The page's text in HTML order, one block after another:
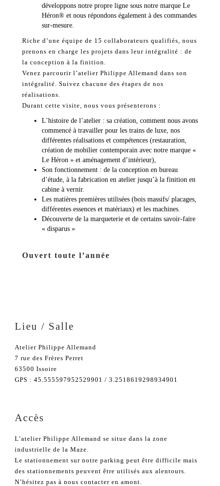
développons notre propre ligne sous notre marque Le
Héron® et nous répondons également à des commandes
sur-mesure.
Riche d’une équipe de 15 collaborateurs qualifiés, nous
prenons en charge les projets dans leur intégralité : de
la conception à la finition.
Venez parcourir l’atelier Philippe Allemand dans son
intégralité. Suivez chacune des étapes de nos
réalisations.
Durant cette visite, nous vous présenterons :
L’histoire de l’atelier : sa création, comment nous avons
commencé à travailler pour les trains de luxe, nos
différentes réalisations et compétences (restauration,
création de mobilier contemporain avec notre marque «
Le Héron » et aménagement d’intérieur),
Son fonctionnement : de la conception en bureau
d’étude, à la fabrication en atelier jusqu’à la finition en
cabine à vernir.
Les matières premières utilisées (bois massifs/ placages,
différentes essences et matériaux) et les machines.
Découverte de la marqueterie et de certains savoir-faire
« disparus »
Ouvert toute l’année
Lieu / Salle
Atelier Philippe Allemand
7 rue des Frères Perret
63500 Issoire
GPS : 45.555597952529901 / 3.2518619298934901
Accès
L’atelier Philippe Allemand se situe dans la zone
industrielle de la Maze.
Le stationnement sur notre parking peut être difficile mais
des stationnements peuvent être utilisés aux alentours.
N’hésitez pas à nous contacter en amont.